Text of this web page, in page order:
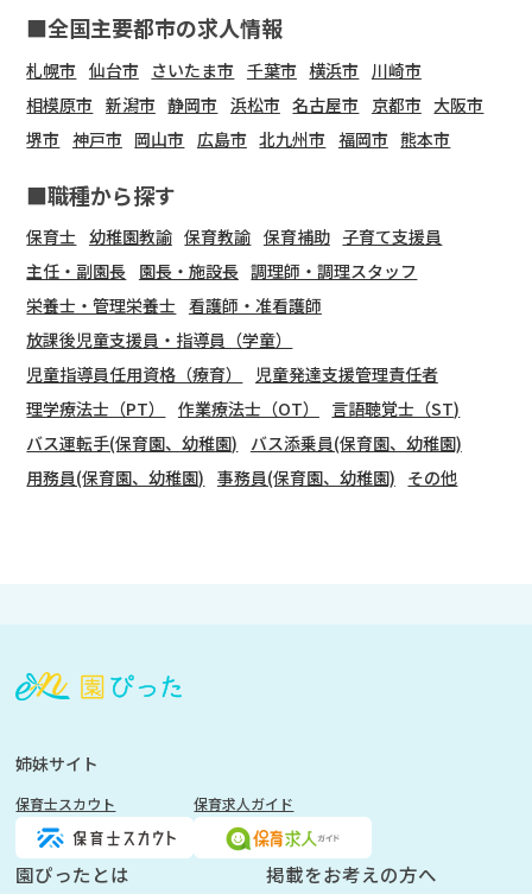
■全国主要都市の求人情報
札幌市 仙台市 さいたま市 千葉市 横浜市
川崎市
相模原市 新潟市 静岡市 浜松市 名古屋市 京都市 大阪市
堺市 神戸市 岡山市 広島市 北九州市 福岡市 熊本市
■職種から探す
保育士 幼稚園教諭 保育教諭 保育補助 子育て支援員
主任・副園長 園長・施設長 調理師・調理スタッフ
栄養士・管理栄養士 看護師・准看護師
放課後児童支援員・指導員（学童）
児童指導員任用資格（療育）
児童発達支援管理責任者
理学療法士（PT）
作業療法士（OT）
言語聴覚士（ST)
バス運転手(保育園、幼稚園)
バス添乗員(保育園、幼稚園)
用務員(保育園、幼稚園) 事務員(保育園、幼稚園) その他
登
く
姉妹サイト
保育士スカウト 保育求人ガイド
園ぴったとは 掲載をお考えの方へ